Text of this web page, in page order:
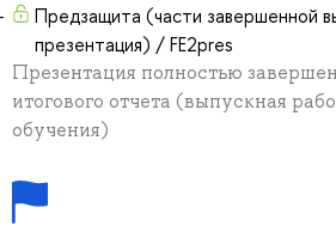
Предзащита (части завершенной
презентация) / FE2pres
Презентация полностью
итогового отчета (выпускная
обучения)